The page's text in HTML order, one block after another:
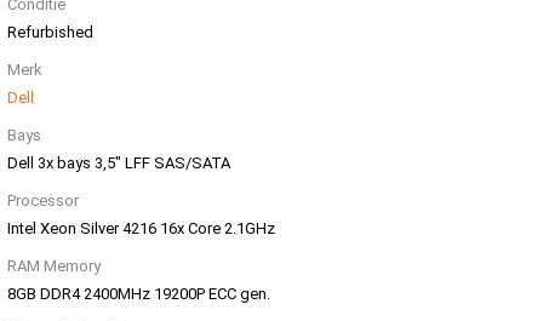
Conditie
Refurbished
Merk
Dell
Bays
Dell 3x bays 3,5" LFF SAS/SATA
Processor
Intel Xeon Silver 4216 16x Core 2.1GHz
RAM Memory
8GB DDR4 2400MHz 19200P ECC gen.